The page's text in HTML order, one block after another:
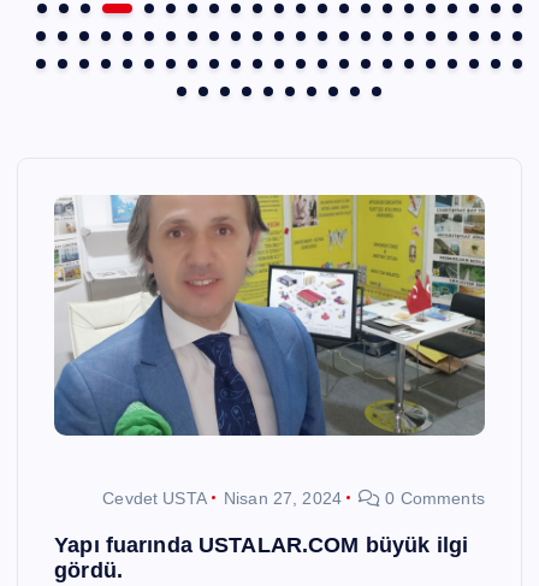
Cevdet USTA Nisan 27, 2024 0 Comments
Yapı fuarında USTALAR.COM büyük ilgi
gördü.